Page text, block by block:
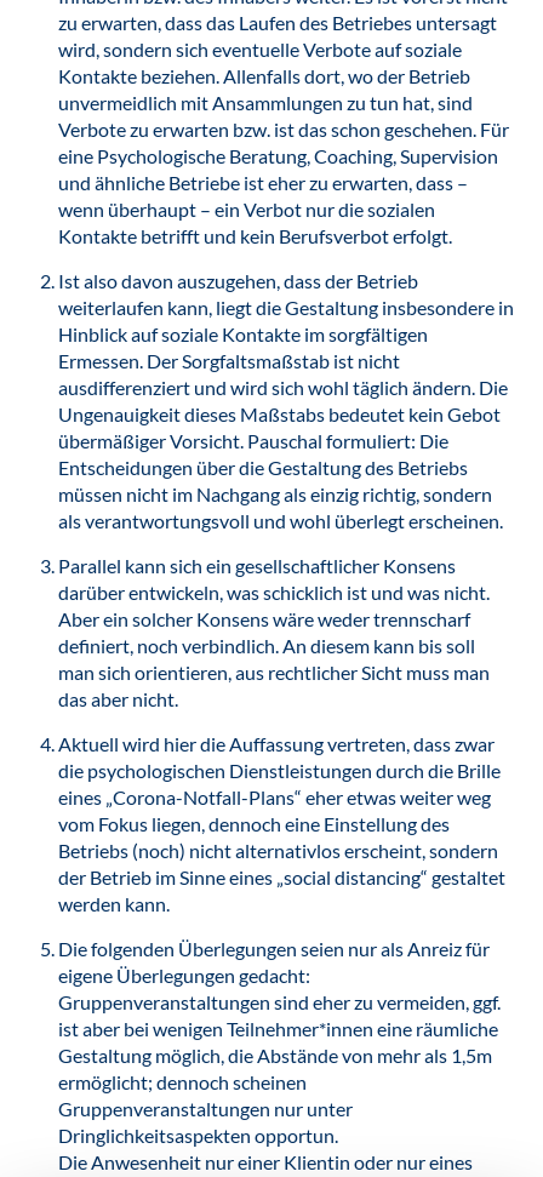
zu erwarten, dass das Laufen des Betriebes untersagt
wird, sondern sich eventuelle Verbote auf soziale
Kontakte beziehen. Allenfalls dort, wo der Betrieb
unvermeidlich mit Ansammlungen zu tun hat, sind
Verbote zu erwarten bzw. ist das schon geschehen. Für
eine Psychologische Beratung, Coaching, Supervision
und ähnliche Betriebe ist eher zu erwarten, dass –
wenn überhaupt – ein Verbot nur die sozialen
Kontakte betrifft und kein Berufsverbot erfolgt.
Ist also davon auszugehen, dass der Betrieb
weiterlaufen kann, liegt die Gestaltung insbesondere in
Hinblick auf soziale Kontakte im sorgfältigen
Ermessen. Der Sorgfaltsmaßstab ist nicht
ausdifferenziert und wird sich wohl täglich ändern. Die
Ungenauigkeit dieses Maßstabs bedeutet kein Gebot
übermäßiger Vorsicht. Pauschal formuliert: Die
Entscheidungen über die Gestaltung des Betriebs
müssen nicht im Nachgang als einzig richtig, sondern
als verantwortungsvoll und wohl überlegt erscheinen.
Parallel kann sich ein gesellschaftlicher Konsens
darüber entwickeln, was schicklich ist und was nicht.
Aber ein solcher Konsens wäre weder trennscharf
definiert, noch verbindlich. An diesem kann bis soll
man sich orientieren, aus rechtlicher Sicht muss man
das aber nicht.
Aktuell wird hier die Auffassung vertreten, dass zwar
die psychologischen Dienstleistungen durch die Brille
eines „Corona-Notfall-Plans“ eher etwas weiter weg
vom Fokus liegen, dennoch eine Einstellung des
Betriebs (noch) nicht alternativlos erscheint, sondern
der Betrieb im Sinne eines „social distancing“ gestaltet
werden kann.
Die folgenden Überlegungen seien nur als Anreiz für
eigene Überlegungen gedacht:
Gruppenveranstaltungen sind eher zu vermeiden, ggf.
ist aber bei wenigen Teilnehmer*innen eine räumliche
Gestaltung möglich, die Abstände von mehr als 1,5m
ermöglicht; dennoch scheinen
Gruppenveranstaltungen nur unter
Dringlichkeitsaspekten opportun.
Die Anwesenheit nur einer Klientin oder nur eines